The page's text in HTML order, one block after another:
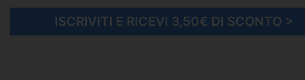
ISCRIVITI E RICEVI 3,50€ DI SCONTO >